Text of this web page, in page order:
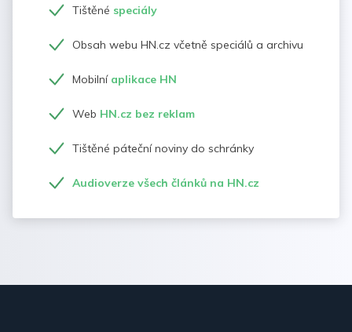
Tištěné speciály
Obsah webu HN.cz včetně speciálů a archivu
Mobilní aplikace HN
Web HN.cz bez reklam
Tištěné páteční noviny do schránky
Audioverze všech článků na HN.cz